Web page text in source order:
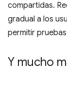
compartidas.
gradual a los
permitir
Y mucho